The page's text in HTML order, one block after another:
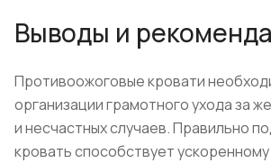
Выводы и
Противоожоговые кровати
организации грамотного ухода за
и несчастных случаев. Правильно
кровать способствует